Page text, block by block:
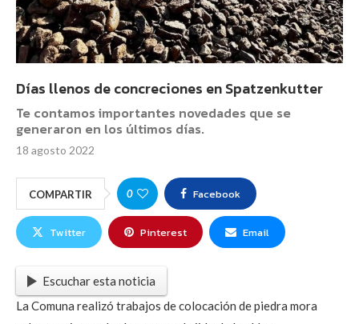
Días llenos de concreciones en Spatzenkutter
Te contamos importantes novedades que se
generaron en los últimos días.
18 agosto 2022
COMPARTIR 0 Facebook
Twitter Pinterest Email
Escuchar esta noticia
La Comuna realizó trabajos de colocación de piedra mora